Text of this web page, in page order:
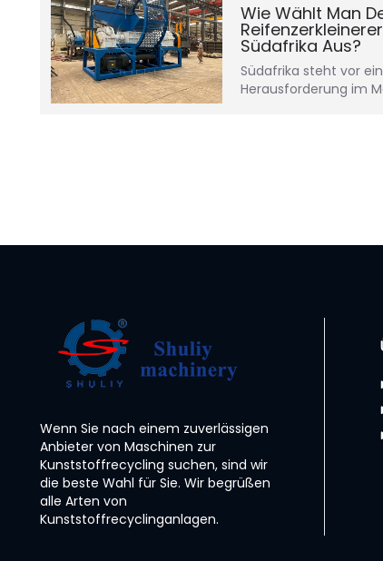
Wie Wählt Man
Südafrika Aus?
Südafrika steht vor
Herausforderung im
Wenn Sie nach einem zuverlässigen
Anbieter von Maschinen zur
Kunststoffrecycling suchen, sind wir
die beste Wahl für Sie. Wir begrüßen
alle Arten von
Kunststoffrecyclinganlagen.